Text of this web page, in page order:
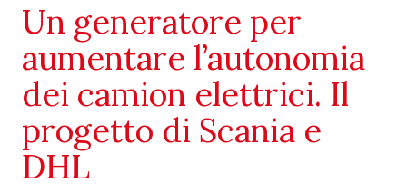
Un generatore per
aumentare l’autonomia
dei camion elettrici. Il
progetto di Scania e
DHL